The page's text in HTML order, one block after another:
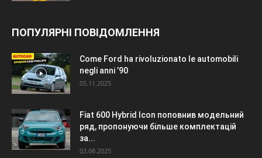
ПОПУЛЯРНІ ПОВІДОМЛЕННЯ
Come Ford ha rivoluzionato le automobili
negli anni ’90
05.11.2025
Fiat 600 Hybrid Icon поповнив модельний
ряд, пропонуючи більше комплектацій
за...
03.08.2025